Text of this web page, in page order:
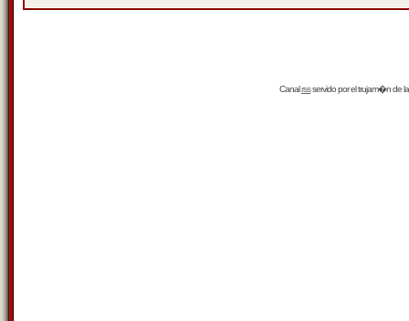
Canalrssservido por eltrujam�nde